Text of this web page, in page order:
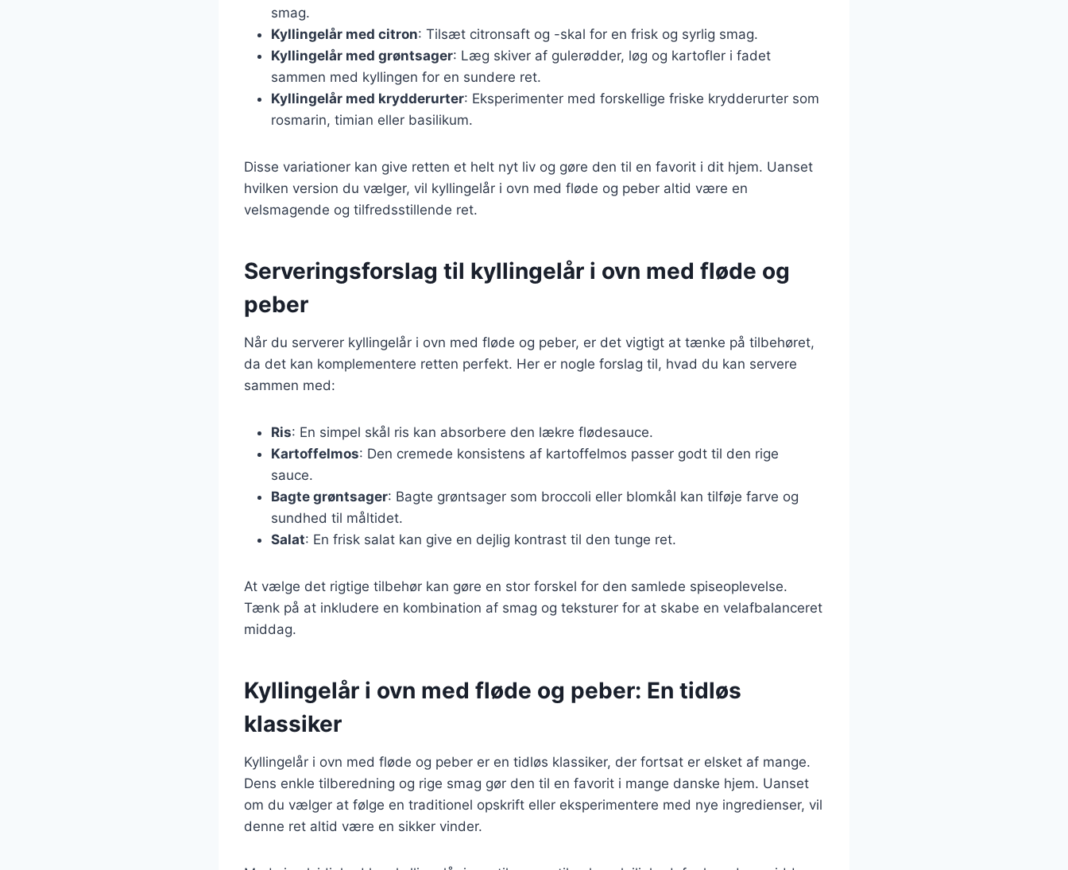
smag.
Kyllingelår med citron: Tilsæt citronsaft og -skal for en frisk og syrlig smag.
Kyllingelår med grøntsager: Læg skiver af gulerødder, løg og kartofler i fadet
sammen med kyllingen for en sundere ret.
Kyllingelår med krydderurter: Eksperimenter med forskellige friske krydderurter som
rosmarin, timian eller basilikum.
Disse variationer kan give retten et helt nyt liv og gøre den til en favorit i dit hjem. Uanset
hvilken version du vælger, vil kyllingelår i ovn med fløde og peber altid være en
velsmagende og tilfredsstillende ret.
Serveringsforslag til kyllingelår i ovn med fløde og
peber
Når du serverer kyllingelår i ovn med fløde og peber, er det vigtigt at tænke på tilbehøret,
da det kan komplementere retten perfekt. Her er nogle forslag til, hvad du kan servere
sammen med:
Ris: En simpel skål ris kan absorbere den lækre flødesauce.
Kartoffelmos: Den cremede konsistens af kartoffelmos passer godt til den rige
sauce.
Bagte grøntsager: Bagte grøntsager som broccoli eller blomkål kan tilføje farve og
sundhed til måltidet.
Salat: En frisk salat kan give en dejlig kontrast til den tunge ret.
At vælge det rigtige tilbehør kan gøre en stor forskel for den samlede spiseoplevelse.
Tænk på at inkludere en kombination af smag og teksturer for at skabe en velafbalanceret
middag.
Kyllingelår i ovn med fløde og peber: En tidløs
klassiker
Kyllingelår i ovn med fløde og peber er en tidløs klassiker, der fortsat er elsket af mange.
Dens enkle tilberedning og rige smag gør den til en favorit i mange danske hjem. Uanset
om du vælger at følge en traditionel opskrift eller eksperimentere med nye ingredienser, vil
denne ret altid være en sikker vinder.